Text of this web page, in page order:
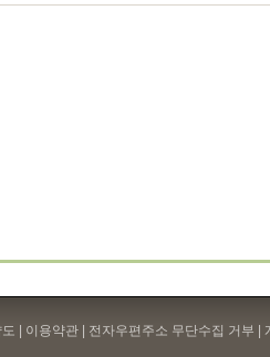
| 이용약관 | 전자우편주소 무단수집 거부 |